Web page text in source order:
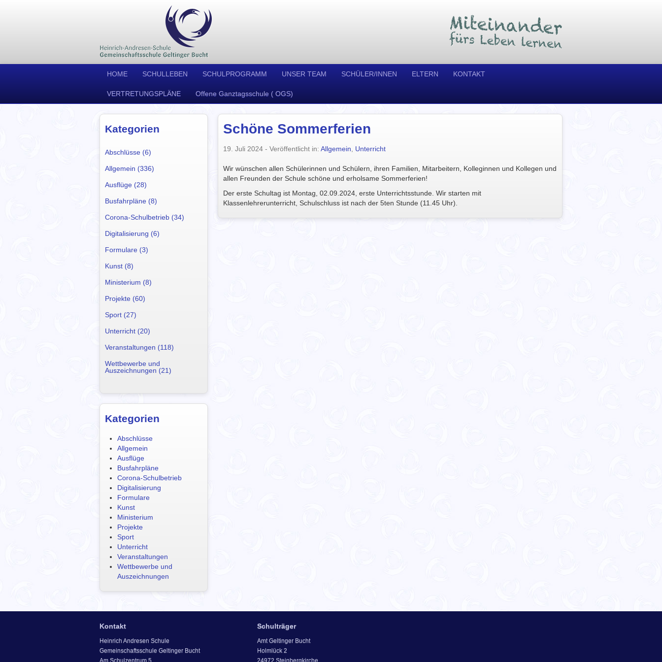
HOME SCHULLEBEN SCHULPROGRAMM UNSER TEAM SCHÜLER/INNEN ELTERN KONTAKT
VERTRETUNGSPLÄNE Offene Ganztagsschule ( OGS)
Kategorien
Abschlüsse (6)
Allgemein (336)
Ausflüge (28)
Busfahrpläne (8)
Corona-Schulbetrieb (34)
Digitalisierung (6)
Formulare (3)
Kunst (8)
Ministerium (8)
Projekte (60)
Sport (27)
Unterricht (20)
Veranstaltungen (118)
Wettbewerbe und
Auszeichnungen (21)
Kategorien
Abschlüsse
Allgemein
Ausflüge
Busfahrpläne
Corona-Schulbetrieb
Digitalisierung
Formulare
Kunst
Ministerium
Projekte
Sport
Unterricht
Veranstaltungen
Wettbewerbe und
Auszeichnungen
Schöne Sommerferien
19. Juli 2024 - Veröffentlicht in: Allgemein Unterricht
Wir wünschen allen Schülerinnen und Schülern, ihren Familien, Mitarbeitern, Kolleginnen und Kollegen und
allen Freunden der Schule schöne und erholsame Sommerferien!
Der erste Schultag ist Montag, 02.09.2024, erste Unterrichtsstunde. Wir starten mit
Klassenlehrerunterricht, Schulschluss ist nach der 5ten Stunde (11.45 Uhr).
Kontakt
Heinrich Andresen Schule
Gemeinschaftsschule Geltinger Bucht
Am Schulzentrum 5
Schulträger
Amt Geltinger Bucht
Holmlück 2
24972 Steinbergkirche